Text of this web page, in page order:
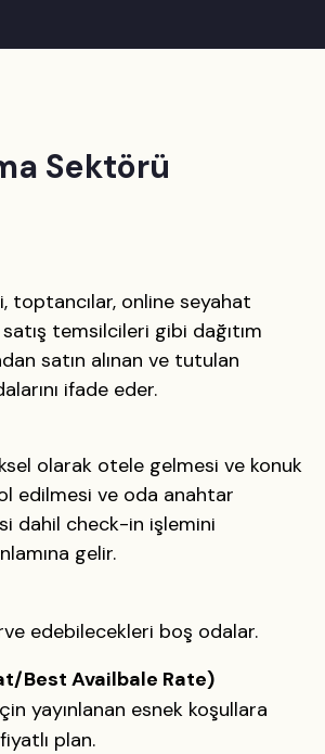
Sektörü
toptancılar, online seyahat
temsilcileri gibi dağıtım
satın alınan ve tutulan
ifade eder.
olarak otele gelmesi ve konuk
edilmesi ve oda anahtar
dahil check-in işlemini
gelir.
edebilecekleri boş odalar.
Best Availbale Rate)
yayınlanan esnek koşullara
plan.